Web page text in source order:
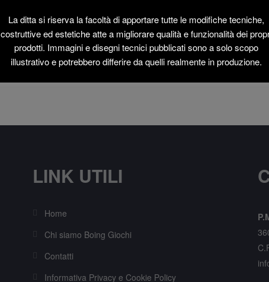
LINK UTILI
Home
Chi siamo Boing Giochi
Contatti
Informativa Privacy e Cookie Policy
La ditta si riserva la facoltà di apportare tutte le modifiche tecniche,
costruttive ed estetiche atte a migliorare qualità e funzionalità dei
prodotti. Immagini e disegni tecnici pubblicati sono a solo scopo
illustrativo e potrebbero differire da quelli realmente in produzione.